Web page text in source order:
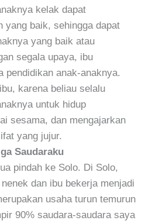
kelak dapat
yang baik, sehingga dapat
yang baik atau
segala upaya, ibu
pendidikan anak-anaknya.
karena beliau selalu
untuk hidup
sesama, dan mengajarkan
yang jujur.
Saudaraku
pindah ke Solo. Di Solo,
dan ibu bekerja menjadi
usaha turun temurun
90% saudara-saudara saya